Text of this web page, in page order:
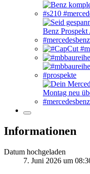
Informationen
Datum hochgeladen
7. Juni 2026 um